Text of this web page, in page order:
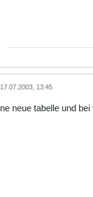
17.07.2003, 13:45
ne neue tabelle und